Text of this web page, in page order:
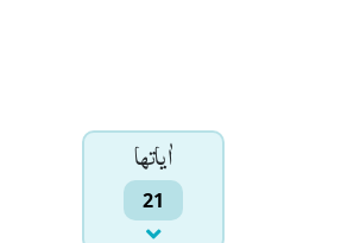
اٰياتها
21